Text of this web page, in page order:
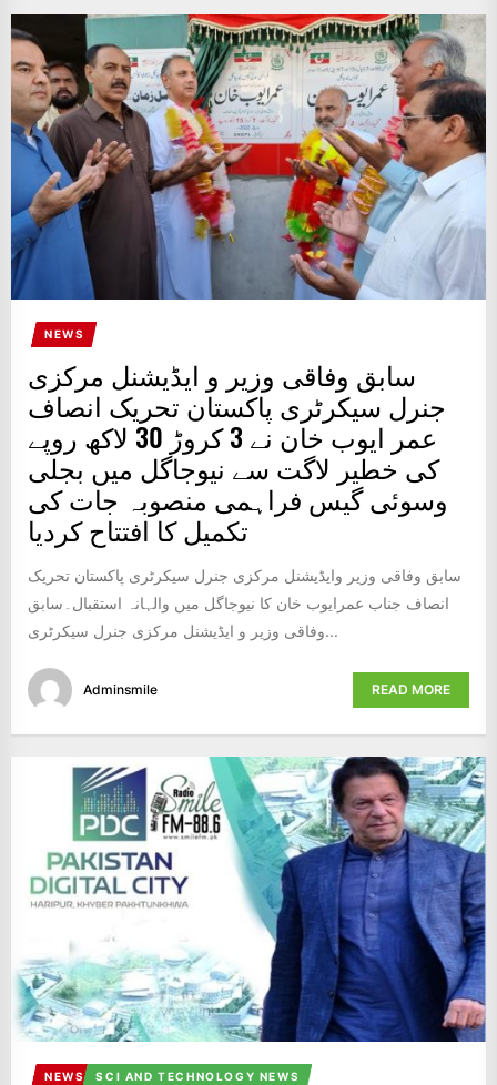
IT
BROADCASTS
NEWS
UPDATE,
CURRENT
AFFAIRS
&
ENTERTAINMENT
SHOWS
NEWS
سابق وفاقی وزیر و ایڈیشنل مرکزی
جنرل سیکرٹری پاکستان تحریک انصاف
عمر ایوب خان نے 3 کروڑ 30 لاکھ روپے
کی خطیر لاگت سے نیوجاگل میں بجلی
وسوئی گیس فراہمی منصوبہ جات کی
تکمیل کا افتتاح کردیا
سابق وفاقی وزیر وایڈیشنل مرکزی جنرل سیکرٹری پاکستان تحریک
انصاف جناب عمرایوب خان کا نیوجاگل میں والہانہ استقبال۔سابق
وفاقی وزیر و ایڈیشنل مرکزی جنرل سیکرٹری...
Adminsmile READ MORE
NEWS SCI AND TECHNOLOGY NEWS